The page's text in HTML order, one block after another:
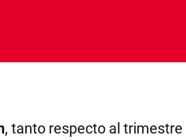
, tanto respecto al